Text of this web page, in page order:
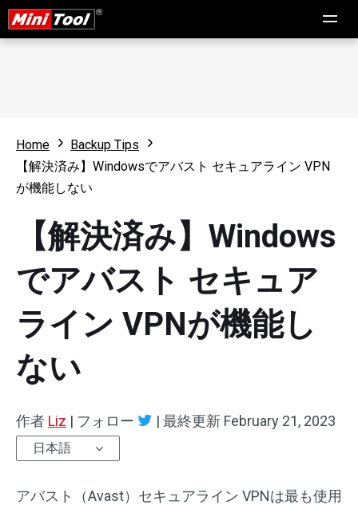
Home
Backup Tips
【解決済み】Windowsでアバスト セキュアライン VPN
が機能しない
【解決済み】Windows
でアバスト セキュア
ライン VPNが機能し
ない
作者 Liz | フォロー | 最終更新 February 21, 2023
日本語
アバスト（Avast）セキュアライン VPNは最も使用